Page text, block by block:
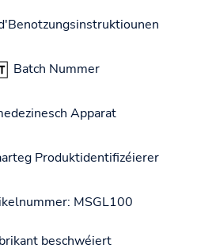
Batch Nummer
Apparat
Produktidentifizéierer
MSGL100
beschwéiert